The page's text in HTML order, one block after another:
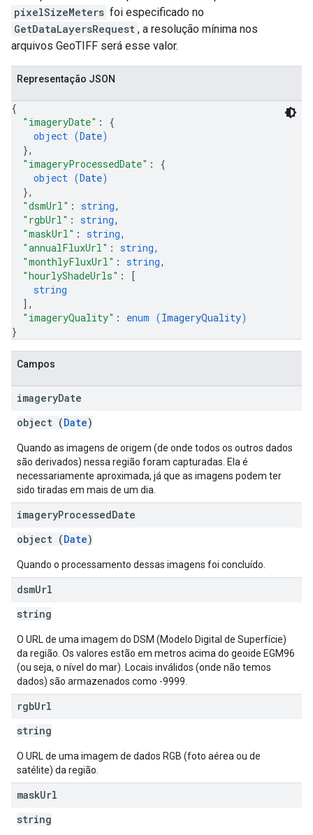
pixelSizeMeters foi especificado no
GetDataLayersRequest , a resolução mínima nos
arquivos GeoTIFF será esse valor.
Representação JSON
{
"imageryDate" : {
object (Date)
},
"imageryProcessedDate" : {
object (Date)
},
"dsmUrl" : string,
"rgbUrl" : string,
"maskUrl" : string,
"annualFluxUrl" : string,
"monthlyFluxUrl" : string,
"hourlyShadeUrls" :
[
string
] ,
"imageryQuality" : enum (ImageryQuality)
}
Campos
imageryDate
object (Date)
Quando as imagens de origem (de onde todos os outros dados
são derivados) nessa região foram capturadas. Ela é
necessariamente aproximada, já que as imagens podem ter
sido tiradas em mais de um dia.
imageryProcessedDate
object (Date)
Quando o processamento dessas imagens foi concluído.
dsmUrl
string
O URL de uma imagem do DSM (Modelo Digital de Superfície)
da região. Os valores estão em metros acima do geoide EGM96
(ou seja, o nível do mar). Locais inválidos (onde não temos
dados) são armazenados como -9999.
rgbUrl
string
O URL de uma imagem de dados RGB (foto aérea ou de
satélite) da região.
maskUrl
string